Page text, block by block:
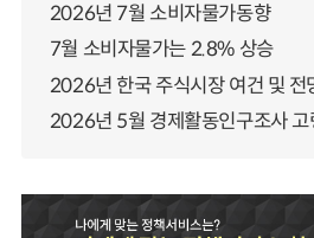
2026년 7월 소비자물가동향
7월 소비자물가는 2.8% 상승
2026년 한국 주식시장 여건 및 전
2026년 5월 경제활동인구조사 고